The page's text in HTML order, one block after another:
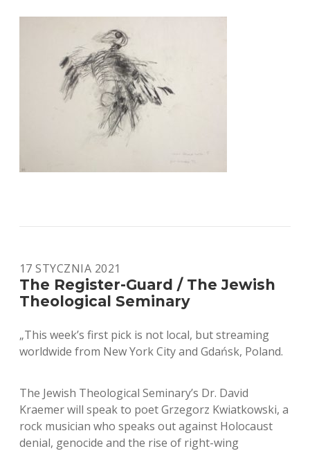
17 STYCZNIA 2021
The Register-Guard / The Jewish
Theological Seminary
„This week’s first pick is not local, but streaming
worldwide from New York City and Gdańsk, Poland.
The Jewish Theological Seminary’s Dr. David
Kraemer will speak to poet Grzegorz Kwiatkowski, a
rock musician who speaks out against Holocaust
denial, genocide and the rise of right-wing